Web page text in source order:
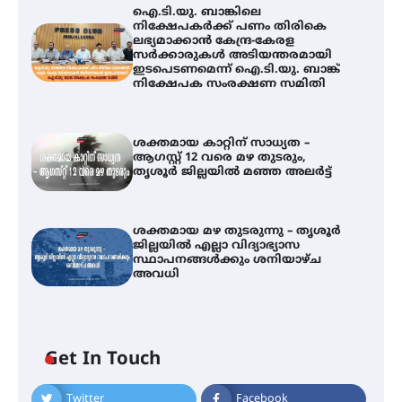
ഐ.ടി.യു. ബാങ്കിലെ
നിക്ഷേപകർക്ക് പണം തിരികെ
ലഭ്യമാക്കാൻ കേന്ദ്ര-കേരള
സർക്കാരുകൾ അടിയന്തരമായി
ഇടപെടണമെന്ന് ഐ.ടി.യു. ബാങ്ക്
നിക്ഷേപക സംരക്ഷണ സമിതി
ശക്തമായ കാറ്റിന് സാധ്യത –
ആഗസ്റ്റ് 12 വരെ മഴ തുടരും,
തൃശൂർ ജില്ലയിൽ മഞ്ഞ അലർട്ട്
ശക്തമായ മഴ തുടരുന്നു – തൃശൂർ
ജില്ലയിൽ എല്ലാ വിദ്യാഭ്യാസ
സ്ഥാപനങ്ങൾക്കും ശനിയാഴ്ച
അവധി
Get In Touch
Twitter Facebook
ഐ.ടി.യു. ബാങ്കിലെ
നിക്ഷേപകർക്ക് പണം തിരികെ
ലഭ്യമാക്കാൻ കേന്ദ്ര-കേരള
സർക്കാരുകൾ അടിയന്തരമായി